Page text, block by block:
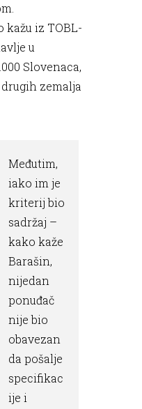
kažu iz TOBL-
u
Slovenaca,
zemalja
Međutim,
iako im je
kriterij bio
sadržaj –
kako kaže
Barašin,
nijedan
ponuđač
nije bio
obavezan
da pošalje
specifikac
ije i